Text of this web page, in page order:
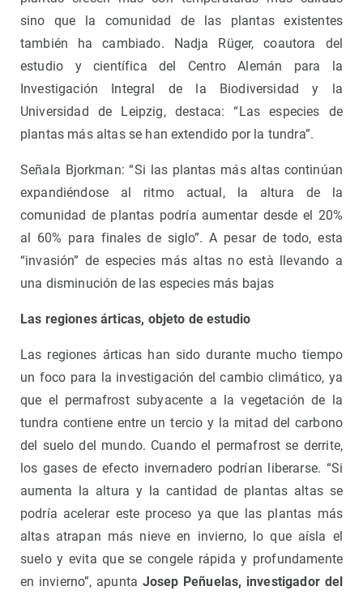
sino que la comunidad de las plantas existentes
también ha cambiado. Nadja Rüger, coautora del
estudio y científica del Centro Alemán para la
Investigación Integral de la Biodiversidad y la
Universidad de Leipzig, destaca: “Las especies de
plantas más altas se han extendido por la tundra”.
Señala Bjorkman: “Si las plantas más altas continúan
expandiéndose al ritmo actual, la altura de la
comunidad de plantas podría aumentar desde el 20%
al 60% para finales de siglo”. A pesar de todo, esta
“invasión” de especies más altas no està llevando a
una disminución de las especies más bajas
Las regiones árticas, objeto de estudio
Las regiones árticas han sido durante mucho tiempo
un foco para la investigación del cambio climático, ya
que el permafrost subyacente a la vegetación de la
tundra contiene entre un tercio y la mitad del carbono
del suelo del mundo. Cuando el permafrost se derrite,
los gases de efecto invernadero podrían liberarse. “Si
aumenta la altura y la cantidad de plantas altas se
podría acelerar este proceso ya que las plantas más
altas atrapan más nieve en invierno, lo que aísla el
suelo y evita que se congele rápida y profundamente
en invierno”, apunta Josep Peñuelas, investigador del